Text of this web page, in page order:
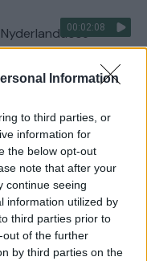
Information
to third parties, or
information for
the below opt-out
note that after your
continue seeing
information utilized by
third parties prior to
of the further
by third parties on the
00:02:08